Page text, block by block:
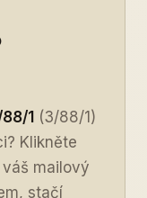
1(3/88/1)
Klikněte
mailový
stačí